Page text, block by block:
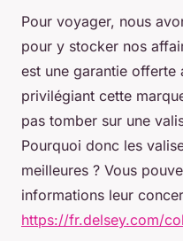
Pour voyager, nous
pour y stocker nos
est une garantie offerte
privilégiant cette
pas tomber sur une
Pourquoi donc les
meilleures ? Vous
informations leur
https://fr.delsey.com/